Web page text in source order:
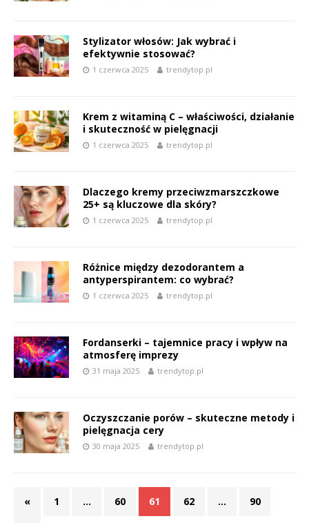
Stylizator włosów: Jak wybrać i
efektywnie stosować?
1 czerwca 2025 trendytop.pl
Krem z witaminą C – właściwości, działanie
i skuteczność w pielęgnacji
1 czerwca 2025 trendytop.pl
Dlaczego kremy przeciwzmarszczkowe
25+ są kluczowe dla skóry?
1 czerwca 2025 trendytop.pl
Różnice między dezodorantem a
antyperspirantem: co wybrać?
1 czerwca 2025 trendytop.pl
Fordanserki – tajemnice pracy i wpływ na
atmosferę imprezy
31 maja 2025 trendytop.pl
Oczyszczanie porów – skuteczne metody i
pielęgnacja cery
30 maja 2025 trendytop.pl
« 1 … 60 61 62 … 90